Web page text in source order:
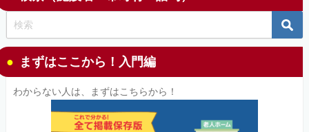
まずはここから！入門編
わからない人は、まずはこちらから！